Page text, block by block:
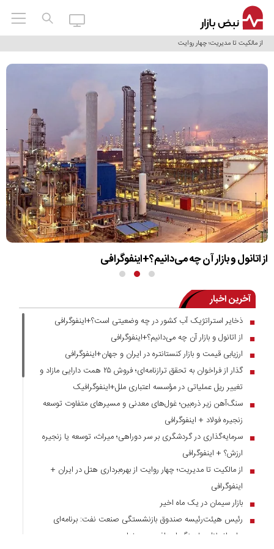
از مالکیت تا مدیریت؛ چهار روایت از بهره‌برداری هتل در ایران + اینفوگرافی
از اتانول و بازار آن چه می‌دانیم؟+اینفوگرافی
آخرین اخبار
■ ذخایر استراتژیک آب کشور در چه وضعیتی است؟+اینفوگرافی
■ از اتانول و بازار آن چه می‌دانیم؟+اینفوگرافی
■ ارزیابی قیمت و بازار کنستانتره در ایران و جهان+اینفوگرافی
■
گذار از فراخوان به تحقق ترازنامه‌ای؛ فروش ۲۵ همت دارایی مازاد و
تغییر ریل عملیاتی در مؤسسه اعتباری ملل+اینفوگرافیک
■ سنگ‌آهن زیر ذره‌بین؛ غول‌های معدنی و مسیر‌های متفاوت توسعه
زنجیره فولاد + اینفوگرافی
■ سرمایه‌گذاری در گردشگری بر سر دوراهی؛ میراث، توسعه یا زنجیره
ارزش؟ + اینفوگرافی
■
از مالکیت تا مدیریت؛ چهار روایت از بهره‌برداری هتل در ایران +
اینفوگرافی
■ بازار سیمان در یک ماه اخیر
■
رئیس هیئت‌رئیسه صندوق بازنشستگی صنعت نفت: برنامه‌ای
برای انحلال هلدینگ اهداف وجود ندارد